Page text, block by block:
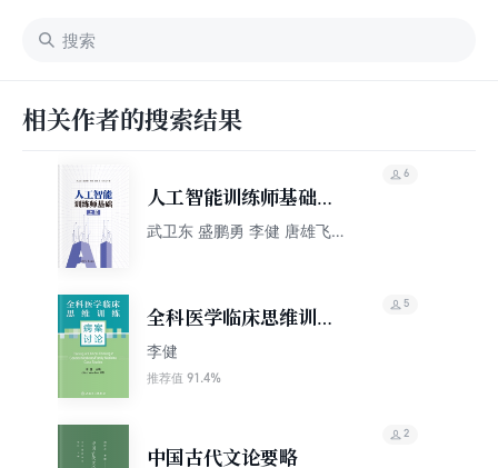
相关作者的搜索结果
人工智能训练师基础
（上册）
武卫东 盛鹏勇 李健 唐雄飞
6
全科医学临床思维训
练：病案讨论
李健
推荐值 91.4%
5
中国古代文论要略
2